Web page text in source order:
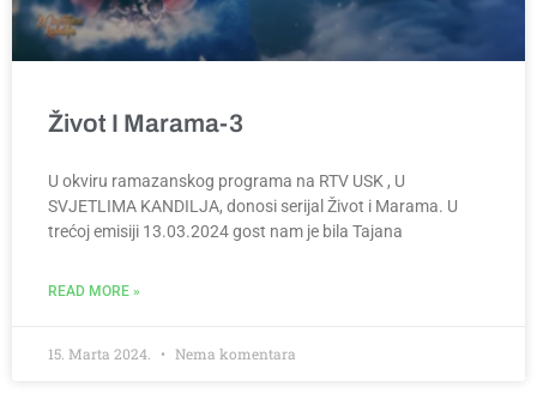
Život I Marama-3
U okviru ramazanskog programa na RTV USK , U
SVJETLIMA KANDILJA, donosi serijal Život i Marama. U
trećoj emisiji 13.03.2024 gost nam je bila Tajana
READ MORE »
15. Marta 2024. Nema komentara